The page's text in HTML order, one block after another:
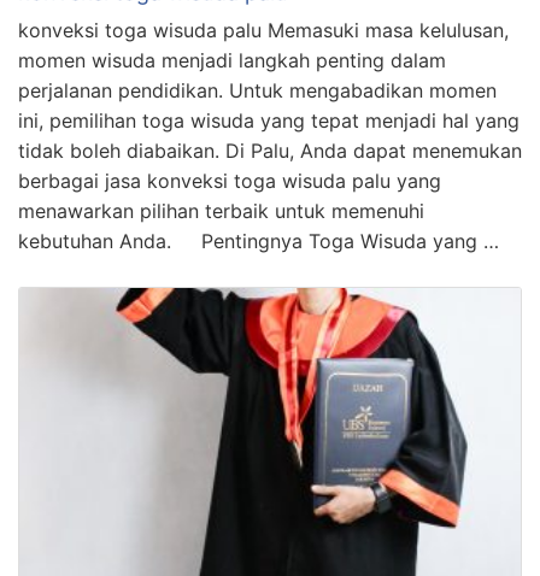
konveksi toga wisuda palu Memasuki masa kelulusan,
momen wisuda menjadi langkah penting dalam
perjalanan pendidikan. Untuk mengabadikan momen
ini, pemilihan toga wisuda yang tepat menjadi hal yang
tidak boleh diabaikan. Di Palu, Anda dapat menemukan
berbagai jasa konveksi toga wisuda palu yang
menawarkan pilihan terbaik untuk memenuhi
kebutuhan Anda. Pentingnya Toga Wisuda yang …